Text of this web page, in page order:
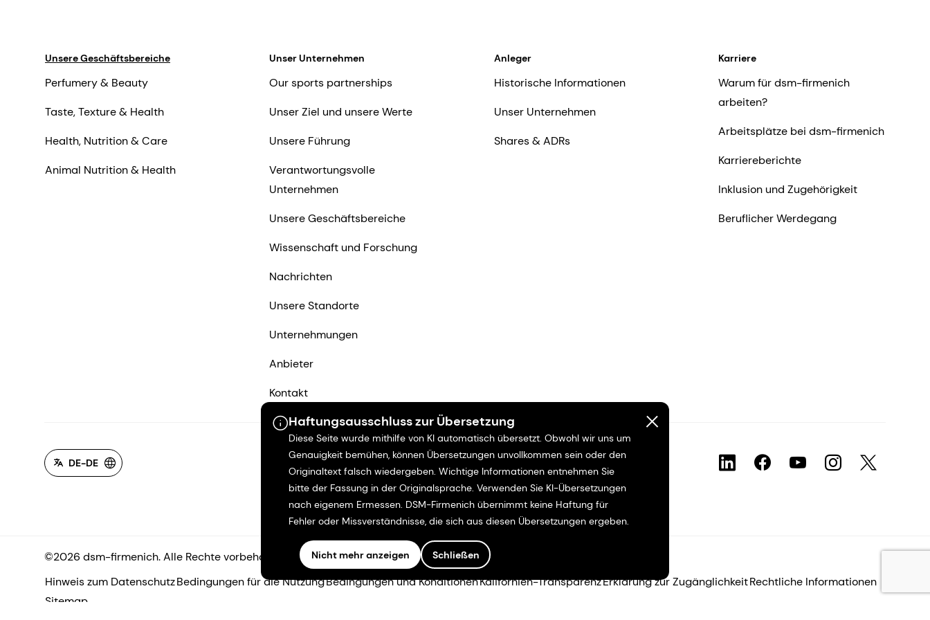
Haftungsausschluss zur Übersetzung
Diese Seite wurde mithilfe von KI automatisch übersetzt. Obwohl wir uns um
Genauigkeit bemühen, können Übersetzungen unvollkommen sein oder den
Originaltext falsch wiedergeben. Wichtige Informationen entnehmen Sie
bitte der Fassung in der Originalsprache. Verwenden Sie KI-Übersetzungen
nach eigenem Ermessen. DSM-Firmenich übernimmt keine Haftung für
Fehler oder Missverständnisse, die sich aus diesen Übersetzungen ergeben.
Nicht mehr anzeigen Schließen
Unsere Geschäftsbereiche
Perfumery & Beauty
Taste, Texture & Health
Health, Nutrition & Care
Animal Nutrition & Health
Unser Unternehmen
Our sports partnerships
Unser Ziel und unsere Werte
Unsere Führung
Verantwortungsvolle
Unternehmen
Unsere Geschäftsbereiche
Wissenschaft und Forschung
Nachrichten
Unsere Standorte
Unternehmungen
Anbieter
Kontakt
Anleger
Historische Informationen
Unser Unternehmen
Shares & ADRs
Karriere
Warum für dsm-firmenich
arbeiten?
Arbeitsplätze bei dsm-firmenich
Karriereberichte
Inklusion und Zugehörigkeit
Beruflicher Werdegang
DE-DE
©2026 dsm-firmenich. Alle Rechte vorbehalten.
Hinweis zum DatenschutzBedingungen für die NutzungBedingungen und KonditionenKalifornien-TransparenzErklärung zur ZugänglichkeitRechtliche Informationen
Sitemap